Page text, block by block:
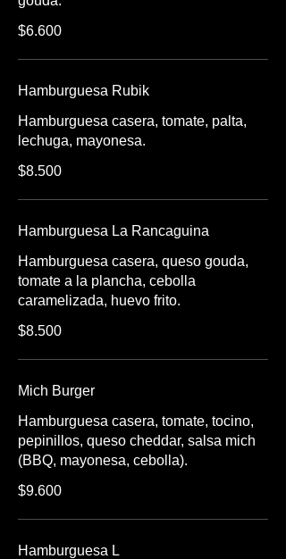
$6.600
Hamburguesa Rubik
Hamburguesa casera, tomate, palta,
lechuga, mayonesa.
$8.500
Hamburguesa La Rancaguina
Hamburguesa casera, queso gouda,
tomate a la plancha, cebolla
$8.500
Mich Burger
Hamburguesa casera, tomate, tocino,
pepinillos, queso cheddar, salsa mich
(BBQ, mayonesa, cebolla).
$9.600
Hamburguesa L